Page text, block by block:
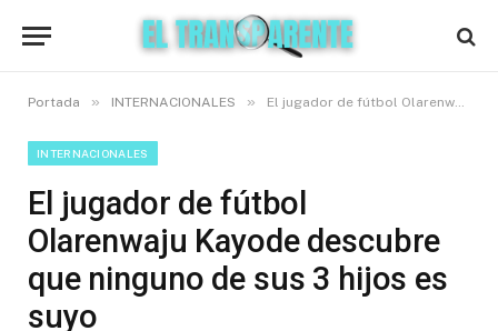
Portada » INTERNACIONALES » El jugador de fútbol Olarenwaju Kayode descubre que ninguno de sus 3 hijos es suyo
INTERNACIONALES
El jugador de fútbol
Olarenwaju Kayode descubre
que ninguno de sus 3 hijos es
suyo